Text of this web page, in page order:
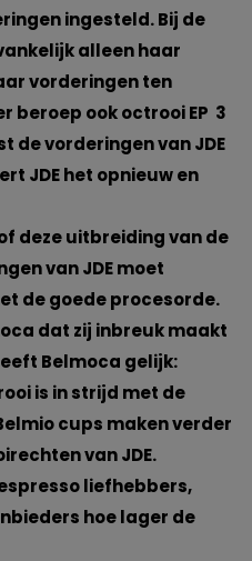
ingesteld. Bij de
alleen haar
vorderingen ten
beroep ook octrooi EP 3
de vorderingen van JDE
JDE het opnieuw en
deze uitbreiding van de
van JDE moet
de goede procesorde.
dat zij inbreuk maakt
Belmoca gelijk:
is in strijd met de
cups maken verder
van JDE.
liefhebbers,
hoe lager de